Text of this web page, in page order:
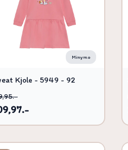
Minymo
Kjole - 5949 - 92